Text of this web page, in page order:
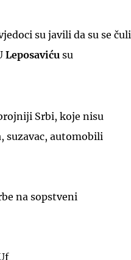
su javili da su se čuli
Leposaviću su
Srbi, koje nisu
suzavac, automobili
na sopstveni